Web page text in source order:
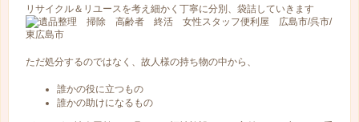
リサイクル＆リユースを考え細かく丁寧に分別、袋詰していきます
ただ処分するのではなく、故人様の持ち物の中から、
誰かの役に立つもの
誰かの助けになるもの